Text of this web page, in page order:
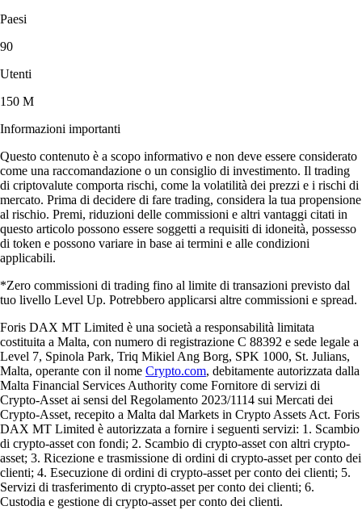
Paesi
90
Utenti
150 M
Informazioni importanti
Questo contenuto è a scopo informativo e non deve essere considerato
come una raccomandazione o un consiglio di investimento. Il trading
di criptovalute comporta rischi, come la volatilità dei prezzi e i rischi di
mercato. Prima di decidere di fare trading, considera la tua propensione
al rischio. Premi, riduzioni delle commissioni e altri vantaggi citati in
questo articolo possono essere soggetti a requisiti di idoneità, possesso
di token e possono variare in base ai termini e alle condizioni
applicabili.
*Zero commissioni di trading fino al limite di transazioni previsto dal
tuo livello Level Up. Potrebbero applicarsi altre commissioni e spread.
Foris DAX MT Limited è una società a responsabilità limitata
costituita a Malta, con numero di registrazione C 88392 e sede legale a
Level 7, Spinola Park, Triq Mikiel Ang Borg, SPK 1000, St. Julians,
Malta, operante con il nome Crypto.com, debitamente autorizzata dalla
Malta Financial Services Authority come Fornitore di servizi di
Crypto-Asset ai sensi del Regolamento 2023/1114 sui Mercati dei
Crypto-Asset, recepito a Malta dal Markets in Crypto Assets Act. Foris
DAX MT Limited è autorizzata a fornire i seguenti servizi: 1. Scambio
di crypto-asset con fondi; 2. Scambio di crypto-asset con altri crypto-
asset; 3. Ricezione e trasmissione di ordini di crypto-asset per conto dei
clienti; 4. Esecuzione di ordini di crypto-asset per conto dei clienti; 5.
Servizi di trasferimento di crypto-asset per conto dei clienti; 6.
Custodia e gestione di crypto-asset per conto dei clienti.